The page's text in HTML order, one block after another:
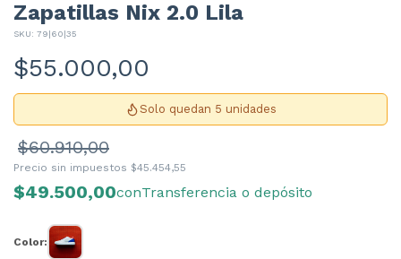
Zapatillas Nix 2.0 Lila
SKU: 79|60|35
$55.000,00
Solo quedan 5 unidades
$60.910,00
Precio sin impuestos $45.454,55
$49.500,00conTransferencia o depósito
Color: